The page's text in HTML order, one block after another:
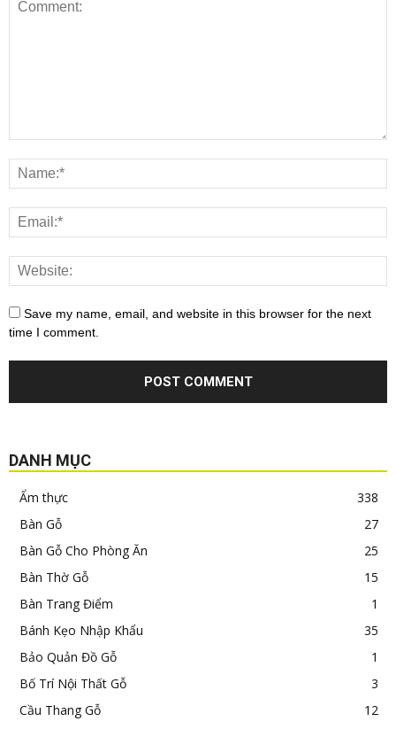
Save my name, email, and website in this browser for the next
time I comment.
DANH MỤC
Ẩm thực
338
Bàn Gỗ
27
Bàn Gỗ Cho Phòng Ăn
25
Bàn Thờ Gỗ
15
Bàn Trang Điểm
1
Bánh Kẹo Nhập Khẩu
35
Bảo Quản Đồ Gỗ
1
Bố Trí Nội Thất Gỗ
3
Cầu Thang Gỗ
12